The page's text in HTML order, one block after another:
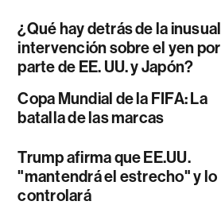
¿Qué hay detrás de la inusual
intervención sobre el yen por
parte de EE. UU. y Japón?
Copa Mundial de la FIFA: La
batalla de las marcas
Trump afirma que EE.UU.
"mantendrá el estrecho" y lo
controlará